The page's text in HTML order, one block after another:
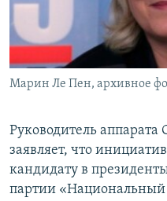
КРЫМ.НЕПОКОРЕННЫЙ
УКРАИНСКАЯ ПРОБЛЕМА
Все сайты RFE/RL
Марин Ле Пен, архивное
Руководитель
заявляет, что
кандидату в
партии